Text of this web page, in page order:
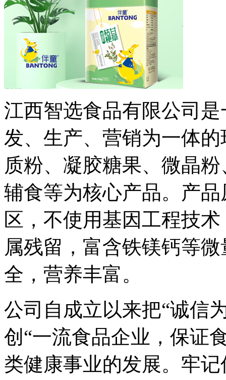
江西智选食品有限公司
发、生产、营销为一体
质粉、凝胶糖果、微晶
辅食等为核心产品。产
区，不使用基因工程技
属残留，富含铁镁钙等
全，营养丰富。
公司自成立以来把“诚信
创“一流食品企业，保证
类健康事业的发展。牢